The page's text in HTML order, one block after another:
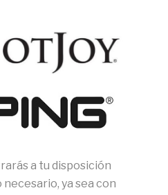
a tu disposición
ya sea con